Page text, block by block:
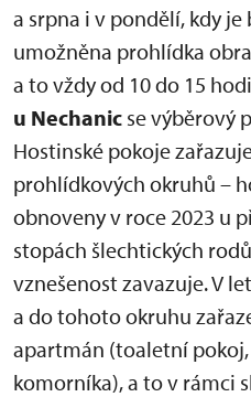
a srpna i v pondělí, kdy je
umožněna prohlídka
a to vždy od 10 do 15
u Nechanic se výběrový
Hostinské pokoje
prohlídkových okruhů –
obnoveny v roce 2023 u
stopách šlechtických
vznešenost zavazuje. V
a do tohoto okruhu
apartmán (toaletní
komorníka), a to v rámci